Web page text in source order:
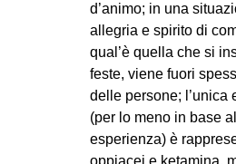
d’animo; in una
allegria e spirito di
qual’è quella che si
feste, viene fuori
delle persone; l’unica
(per lo meno in base
esperienza) è
oppiacei e ketamina,